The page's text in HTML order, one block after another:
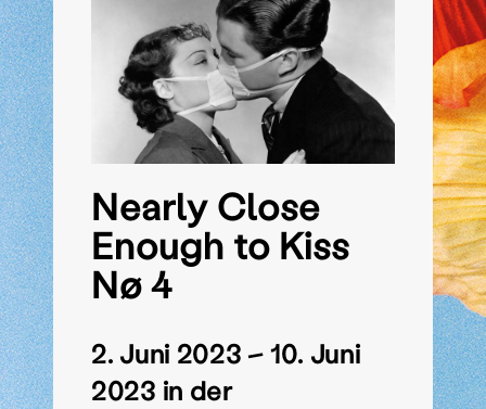
Nearly Close
Enough to Kiss
Nø 4
2. Juni 2023 – 10. Juni
2023 in der